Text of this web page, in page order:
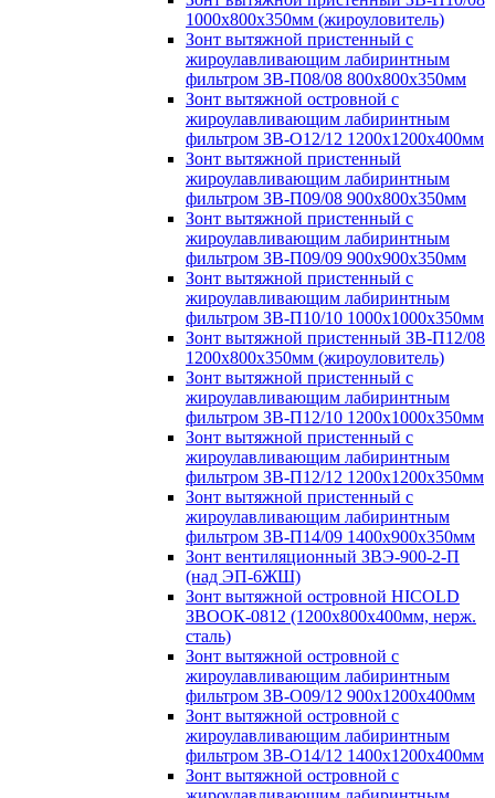
1000х800х350мм (жироуловитель)
Зонт вытяжной пристенный с
жироулавливающим лабиринтным
фильтром ЗВ-П08/08 800х800х350мм
Зонт вытяжной островной с
жироулавливающим лабиринтным
фильтром ЗВ-О12/12 1200х1200х400мм
Зонт вытяжной пристенный
жироулавливающим лабиринтным
фильтром ЗВ-П09/08 900х800х350мм
Зонт вытяжной пристенный с
жироулавливающим лабиринтным
фильтром ЗВ-П09/09 900х900х350мм
Зонт вытяжной пристенный с
жироулавливающим лабиринтным
фильтром ЗВ-П10/10 1000х1000х350мм
Зонт вытяжной пристенный ЗВ-П12/08
1200х800х350мм (жироуловитель)
Зонт вытяжной пристенный с
жироулавливающим лабиринтным
фильтром ЗВ-П12/10 1200х1000х350мм
Зонт вытяжной пристенный с
жироулавливающим лабиринтным
фильтром ЗВ-П12/12 1200х1200х350мм
Зонт вытяжной пристенный с
жироулавливающим лабиринтным
фильтром ЗВ-П14/09 1400х900х350мм
Зонт вентиляционный ЗВЭ-900-2-П
(над ЭП-6ЖШ)
Зонт вытяжной островной HICOLD
ЗВООК-0812 (1200х800x400мм, нерж.
сталь)
Зонт вытяжной островной с
жироулавливающим лабиринтным
фильтром ЗВ-О09/12 900х1200х400мм
Зонт вытяжной островной с
жироулавливающим лабиринтным
фильтром ЗВ-О14/12 1400х1200х400мм
Зонт вытяжной островной с